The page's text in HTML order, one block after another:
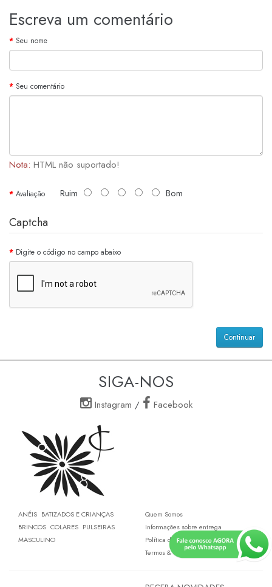
Escreva um comentário
Seu nome
Seu comentário
Nota: HTML não suportado!
Avaliação Ruim Bom
Captcha
Digite o código no campo abaixo
Continuar
SIGA-NOS
Instagram / Facebook
ANÉIS BATIZADOS E CRIANÇAS
BRINCOS COLARES PULSEIRAS
MASCULINO
Quem Somos
Informações sobre entrega
Política de Privacidade
Termos & Condições